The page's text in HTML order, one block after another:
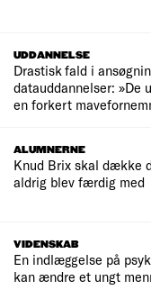
UDDANNELSE
Drastisk fald i
datauddannelser: »De
en forkert
ALUMNERNE
Knud Brix skal dække
aldrig blev færdig med
VIDENSKAB
En indlæggelse på
kan ændre et ungt